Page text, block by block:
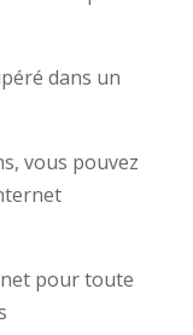
dans un
vous pouvez
pour toute